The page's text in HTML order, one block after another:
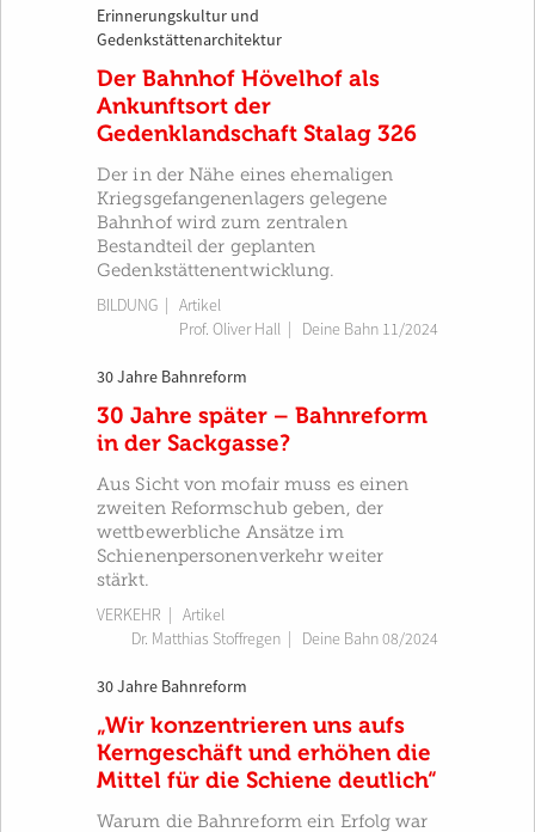
Erinnerungskultur und
Gedenkstättenarchitektur
Der Bahnhof Hövelhof als
Ankunftsort der
Gedenklandschaft Stalag 326
Der in der Nähe eines ehemaligen
Kriegsgefangenenlagers gelegene
Bahnhof wird zum zentralen
Bestandteil der geplanten
Gedenkstättenentwicklung.
BILDUNG | Artikel
Prof. Oliver Hall
Deine Bahn 11/2024
30 Jahre Bahnreform
30 Jahre später – Bahnreform
in der Sackgasse?
Aus Sicht von mofair muss es einen
zweiten Reformschub geben, der
wettbewerbliche Ansätze im
Schienenpersonenverkehr weiter
stärkt.
VERKEHR | Artikel
Dr. Matthias Stoffregen
Deine Bahn 08/2024
30 Jahre Bahnreform
„Wir konzentrieren uns aufs
Kerngeschäft und erhöhen die
Mittel für die Schiene deutlich“
Warum die Bahnreform ein Erfolg war